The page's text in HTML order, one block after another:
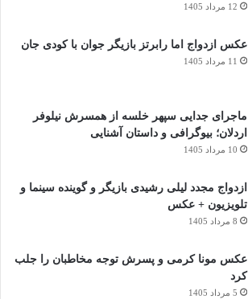
12 مرداد 1405
عکس ازدواج اما رابرتز بازیگر جوان با کودی جان
11 مرداد 1405
ماجرای جدایی سپهر خلسه از همسرش نیلوفر
اردلان؛ بیوگرافی و داستان آشنایی
10 مرداد 1405
ازدواج مجدد لیلی رشیدی بازیگر و گوینده سینما و
تلویزیون + عکس
8 مرداد 1405
عکس مونا کرمی و پسرش توجه مخاطبان را جلب
کرد
5 مرداد 1405